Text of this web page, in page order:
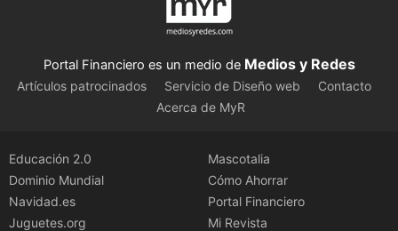
Portal Financiero es un medio de Medios y Redes
Artículos patrocinados Servicio de Diseño web
Contacto
Acerca de MyR
Educación 2.0
Dominio Mundial
Navidad.es
Juguetes.org
Mascotalia
Cómo Ahorrar
Portal Financiero
Mi Revista